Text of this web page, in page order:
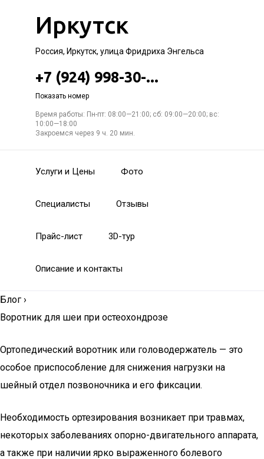
Иркутск
Россия, Иркутск, улица Фридриха Энгельса
+7 (924) 998-30-...
Показать номер
Время работы: Пн-пт: 08:00—21:00; сб: 09:00—20:00; вс:
10:00—18:00
Закроемся через 9 ч. 20 мин.
Услуги и Цены Фото
Специалисты Отзывы
Прайс-лист 3D-тур
Описание и контакты
Блог ›
Воротник для шеи при остеохондрозе
Ортопедический воротник или головодержатель — это
особое приспособление для снижения нагрузки на
шейный отдел позвоночника и его фиксации.
Необходимость ортезирования возникает при травмах,
некоторых заболеваниях опорно-двигательного аппарата,
а также при наличии ярко выраженного болевого